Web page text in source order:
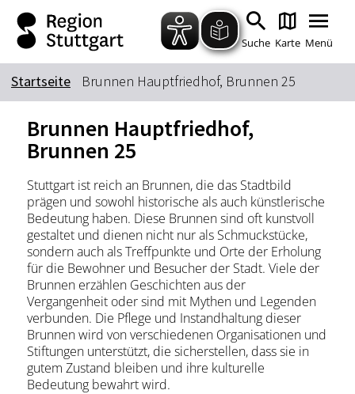
Zum Hauptinhalt springen
Zur Suche springen
Zur Hauptnavigation
Zum Footer springen
Suche Karte Menü
Suchbegriff
Stadtführungen
Tickets
Citytour
Übernachtung
Erlebnisse
Essen & Trinken
Wein
Automobil
Kultur
Feste & Highlights
Startseite Brunnen Hauptfriedhof, Brunnen 25
Brunnen Hauptfriedhof,
Brunnen 25
Stuttgart ist reich an Brunnen, die das Stadtbild
prägen und sowohl historische als auch künstlerische
Bedeutung haben. Diese Brunnen sind oft kunstvoll
gestaltet und dienen nicht nur als Schmuckstücke,
sondern auch als Treffpunkte und Orte der Erholung
für die Bewohner und Besucher der Stadt. Viele der
Brunnen erzählen Geschichten aus der
Vergangenheit oder sind mit Mythen und Legenden
verbunden. Die Pflege und Instandhaltung dieser
Brunnen wird von verschiedenen Organisationen und
Stiftungen unterstützt, die sicherstellen, dass sie in
gutem Zustand bleiben und ihre kulturelle
Bedeutung bewahrt wird.